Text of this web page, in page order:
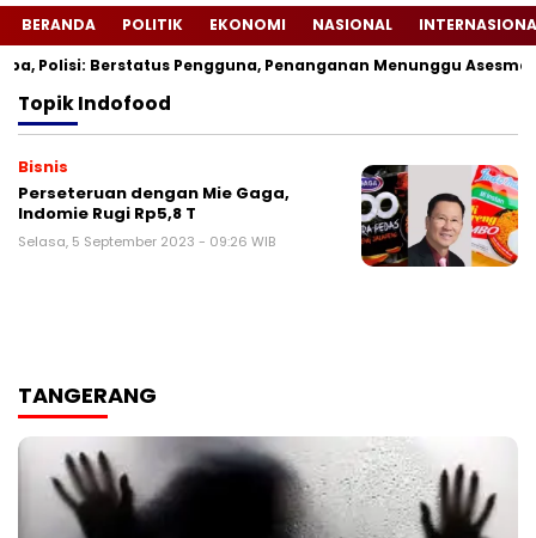
BERANDA POLITIK EKONOMI NASIONAL
Polisi: Berstatus Pengguna, Penanganan Menunggu Asesmen
TopikIndofood
Bisnis
Perseteruan dengan Mie Gaga,
Indomie Rugi Rp5,8 T
Selasa, 5 September 2023 - 09:26 WIB
TANGERANG